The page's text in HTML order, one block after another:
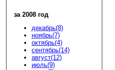
за 2008 год
декабрь(8)
ноябрь(7)
октябрь(4)
сентябрь(14)
август(12)
июль(9)